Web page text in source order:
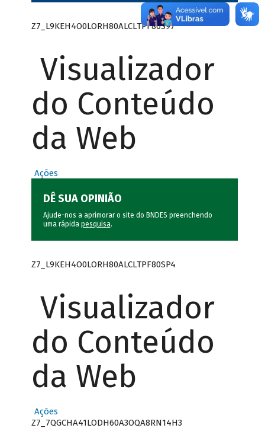
Z7_L9KEH4O0LORH80ALCLTPF80S97
Visualizador
do Conteúdo
da Web
Ações
DÊ SUA OPINIÃO
Ajude-nos a aprimorar o site do BNDES preenchendo
uma rápida pesquisa.
Z7_L9KEH4O0LORH80ALCLTPF80SP4
Visualizador
do Conteúdo
da Web
Ações
Z7_7QGCHA41LODH60A3OQA8RN14H3